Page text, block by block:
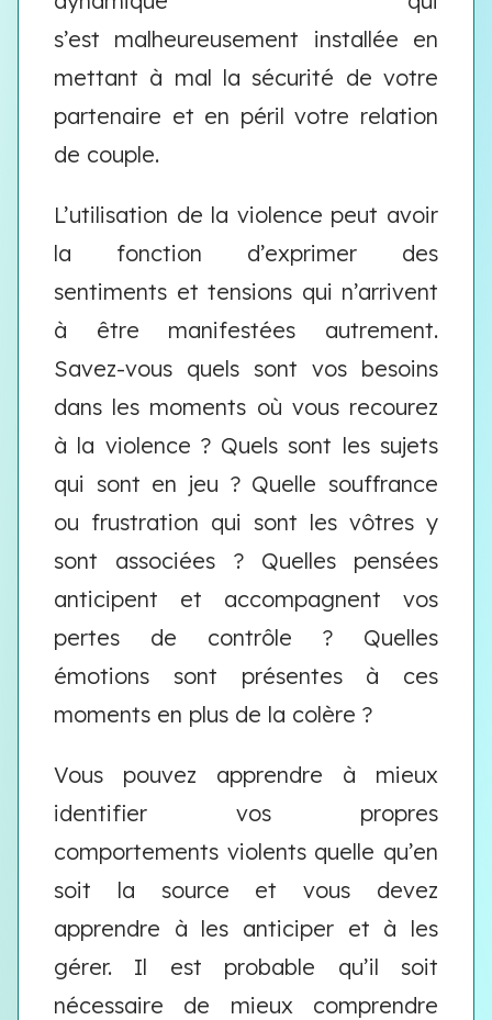
s’est malheureusement installée en
mettant à mal la sécurité de votre
partenaire et en péril votre relation
de couple.
L’utilisation de la violence peut avoir
la fonction d’exprimer des
sentiments et tensions qui n’arrivent
à être manifestées autrement.
Savez-vous quels sont vos besoins
dans les moments où vous recourez
à la violence ? Quels sont les sujets
qui sont en jeu ? Quelle souffrance
ou frustration qui sont les vôtres y
sont associées ? Quelles pensées
anticipent et accompagnent vos
pertes de contrôle ? Quelles
émotions sont présentes à ces
moments en plus de la colère ?
Vous pouvez apprendre à mieux
identifier vos propres
comportements violents quelle qu’en
soit la source et vous devez
apprendre à les anticiper et à les
gérer. Il est probable qu’il soit
nécessaire de mieux comprendre